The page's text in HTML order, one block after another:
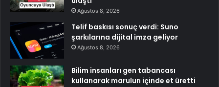
Ağustos 8, 2026
Telif baskısı sonuç verdi: Suno
şarkılarına dijital imza geliyor
Ağustos 8, 2026
Bilim insanları gen tabancası
kullanarak marulun içinde et üretti